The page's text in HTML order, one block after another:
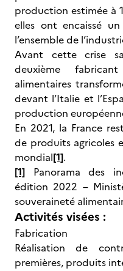
production estimée à
elles ont encaissé
l’ensemble de
Avant cette crise
deuxième
alimentaires
devant l’Italie et
production
En 2021, la France
de produits agricoles
mondial[1].
[1] Panorama des
édition 2022 –
souveraineté
Activités visées :
Fabrication
Réalisation de
premières, produits